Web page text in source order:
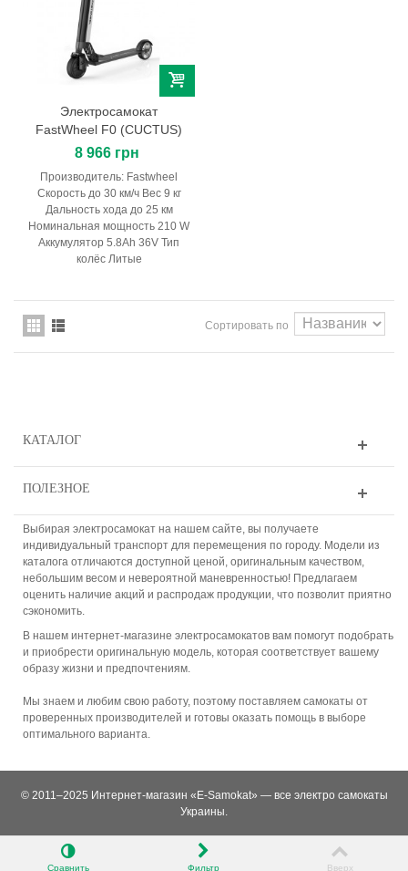
Электросамокат
FastWheel F0 (CUCTUS)
8 966 грн
Производитель: Fastwheel
Скорость до 30 км/ч Вес 9 кг
Дальность хода до 25 км
Номинальная мощность 210 W
Аккумулятор 5.8Ah 36V Тип
колёс Литые
Сортировать по
КАТАЛОГ
ПОЛЕЗНОЕ
Выбирая электросамокат на нашем сайте, вы получаете
индивидуальный транспорт для перемещения по городу. Модели из
каталога отличаются доступной ценой, оригинальным качеством,
небольшим весом и невероятной маневренностью! Предлагаем
оценить наличие акций и распродаж продукции, что позволит приятно
сэкономить.
В нашем интернет-магазине электросамокатов вам помогут подобрать
и приобрести оригинальную модель, которая соответствует вашему
образу жизни и предпочтениям.
Мы знаем и любим свою работу, поэтому поставляем самокаты от
проверенных производителей и готовы оказать помощь в выборе
оптимального варианта.
© 2011–2025 Интернет-магазин «E-Samokat» — все электро самокаты
Украины.
Сравнить Фильтр Вверх